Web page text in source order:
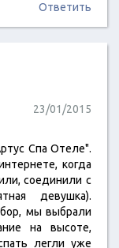
Ответить
23/01/2015
Спа Отеле".
когда
соединили с
девушка).
мы выбрали
на высоте,
легли уже